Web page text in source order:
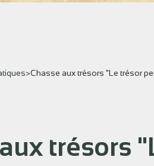
>Chasse aux trésors "Le trésor
trésors